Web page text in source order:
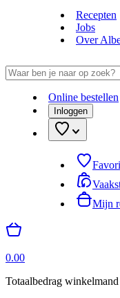
Recepten
Jobs
Over
Online bestellen
Inloggen
Mijn
0.00
Totaalbedrag